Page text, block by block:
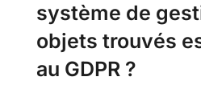
système de
objets trouvés
au GDPR ?